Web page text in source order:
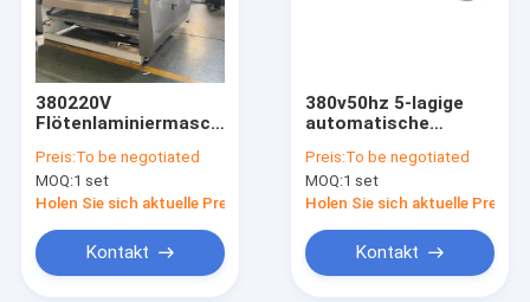
380220V
Flötenlaminiermaschine
5060Hz Robuste
Maschine für
Laminationsprozesse
Preis:To be negotiated
MOQ:1 set
Holen Sie sich aktuelle Preis
Kontakt
380v50hz 5-lagige
automatische
für Wellpappenkarton
Preis:To be negotiated
MOQ:1 set
Holen Sie sich aktuelle Preis
Kontakt